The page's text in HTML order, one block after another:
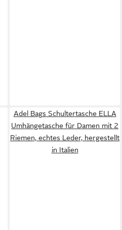
Adel Bags Schultertasche ELLA
Umhängetasche für Damen mit 2
Riemen, echtes Leder, hergestellt
in Italien